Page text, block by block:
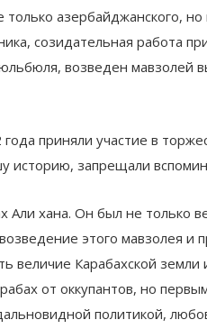
азербайджанского,
созидательная работа
возведен
приняли участие в
историю, запрещали
Али хана. Он был не только
этого мавзолея и
Карабахской земли
от оккупантов, но
политикой,